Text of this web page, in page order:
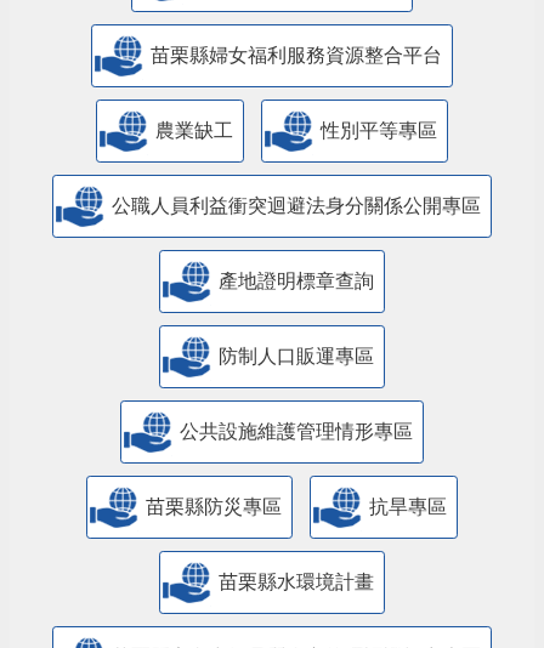
苗栗縣婦女福利服務資源整合平台
農業缺工 性別平等專區
公職人員利益衝突迴避法身分關係公開專區
產地證明標章查詢
防制人口販運專區
​公共設施維護管理情形專區
苗栗縣防災專區 抗旱專區
苗栗縣水環境計畫